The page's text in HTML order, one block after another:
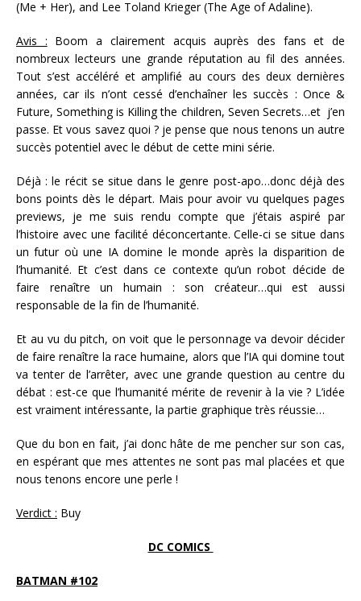
(Me + Her), and Lee Toland Krieger (The Age of Adaline).
Avis : Boom a clairement acquis auprès des fans et de
nombreux lecteurs une grande réputation au fil des années.
Tout s’est accéléré et amplifié au cours des deux dernières
années, car ils n’ont cessé d’enchaîner les succès : Once &
Future, Something is Killing the children, Seven Secrets…et j’en
passe. Et vous savez quoi ? je pense que nous tenons un autre
succès potentiel avec le début de cette mini série.
Déjà : le récit se situe dans le genre post-apo…donc déjà des
bons points dès le départ. Mais pour avoir vu quelques pages
previews, je me suis rendu compte que j’étais aspiré par
l’histoire avec une facilité déconcertante. Celle-ci se situe dans
un futur où une IA domine le monde après la disparition de
l’humanité. Et c’est dans ce contexte qu’un robot décide de
faire renaître un humain : son créateur…qui est aussi
responsable de la fin de l’humanité.
Et au vu du pitch, on voit que le personnage va devoir décider
de faire renaître la race humaine, alors que l’IA qui domine tout
va tenter de l’arrêter, avec une grande question au centre du
débat : est-ce que l’humanité mérite de revenir à la vie ? L’idée
est vraiment intéressante, la partie graphique très réussie…
Que du bon en fait, j’ai donc hâte de me pencher sur son cas,
en espérant que mes attentes ne sont pas mal placées et que
nous tenons encore une perle !
Verdict : Buy
DC COMICS
BATMAN #102